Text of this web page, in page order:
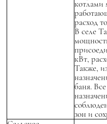
котлами
расход
В селе
кВт,
Также,
баня.
зон и